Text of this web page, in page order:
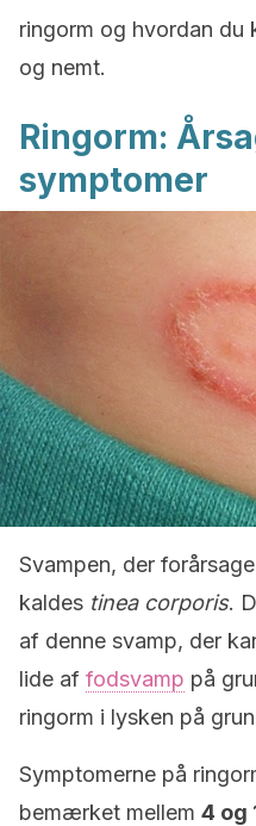
ringorm og hvordan du
og nemt.
Ringorm:
symptomer
Svampen, der
kaldes tinea corporis.
af denne svamp, der
lide af fodsvamp på
ringorm i lysken på
Symptomerne på
bemærket mellem 4 og